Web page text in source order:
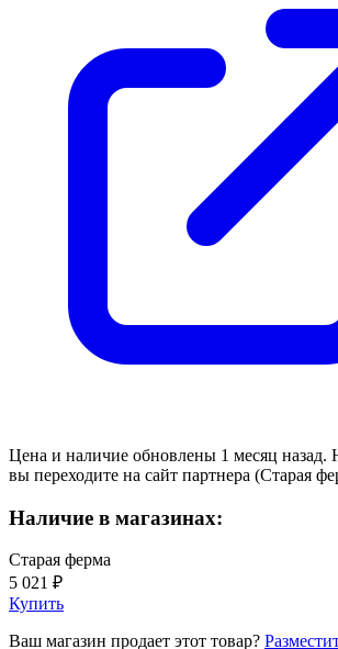
Цена и наличие обновлены 1 месяц назад.
вы переходите на сайт партнера (Старая
Наличие в магазинах:
Старая ферма
5 021 ₽
Купить
Ваш магазин продает этот товар?